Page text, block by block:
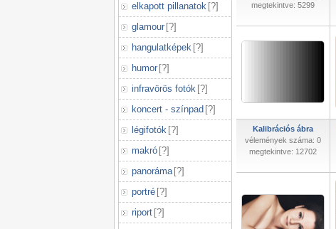
elkapott pillanatok [?]
glamour [?]
hangulatképek [?]
humor [?]
infravörös fotók [?]
koncert - színpad [?]
légifotók [?]
makró [?]
panoráma [?]
portré [?]
riport [?]
megtekintve: 5299
Kalibrációs ábra
vélemények száma: 0
megtekintve: 12702